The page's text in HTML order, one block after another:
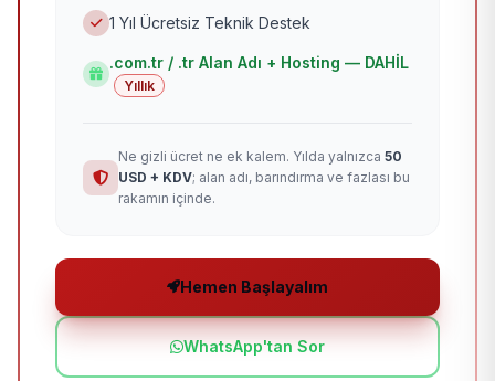
1 Yıl Ücretsiz Teknik Destek
.com.tr / .tr Alan Adı + Hosting — DAHİL
Yıllık
Ne gizli ücret ne ek kalem. Yılda yalnızca 50
USD + KDV; alan adı, barındırma ve fazlası bu
rakamın içinde.
Hemen Başlayalım
WhatsApp'tan Sor